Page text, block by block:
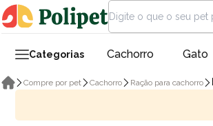
Categorias Cachorro Gato
Compre por pet Cachorro Ração para cachorro